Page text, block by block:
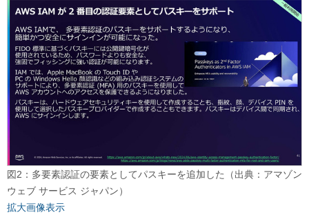
図2：多要素認証の要素としてパスキーを追加した（出典：アマゾン
ウェブ サービス ジャパン）
拡大画像表示